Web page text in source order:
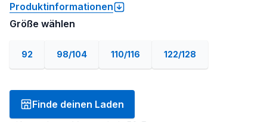
Produktinformationen
Größe wählen
92 98/104 110/116 122/128
Finde deinen Laden